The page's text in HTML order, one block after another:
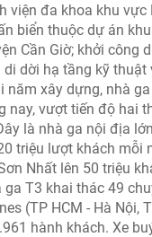
viện đa khoa khu vực
biển thuộc dự án
Cần Giờ; khởi công
di dời hạ tầng kỹ thuật
năm xây dựng, nhà
nay, vượt tiến độ hai
là nhà ga nội địa
triệu lượt khách mỗi
Nhất lên 50 triệu
ga T3 khai thác 49
(TP HCM - Hà Nội,
hành khách. Xe